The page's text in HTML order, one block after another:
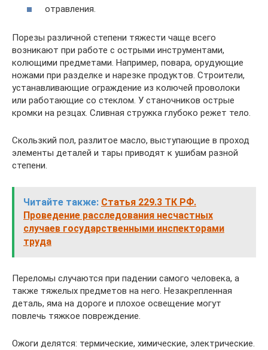
отравления.
Порезы различной степени тяжести чаще всего
возникают при работе с острыми инструментами,
колющими предметами. Например, повара, орудующие
ножами при разделке и нарезке продуктов. Строители,
устанавливающие ограждение из колючей проволоки
или работающие со стеклом. У станочников острые
кромки на резцах. Сливная стружка глубоко режет тело.
Скользкий пол, разлитое масло, выступающие в проход
элементы деталей и тары приводят к ушибам разной
степени.
Читайте также: Статья 229.3 ТК РФ.
Проведение расследования несчастных
случаев государственными инспекторами
труда
Переломы случаются при падении самого человека, а
также тяжелых предметов на него. Незакрепленная
деталь, яма на дороге и плохое освещение могут
повлечь тяжкое повреждение.
Ожоги делятся: термические, химические, электрические.